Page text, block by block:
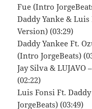
Fue (Intro
Daddy Yanke & Luis
Version) (03:29)
Daddy Yankee Ft.
(Intro JorgeBeats)
Jay Silva & LUJAVO
(02:22)
Luis Fonsi Ft.
JorgeBeats) (03:49)